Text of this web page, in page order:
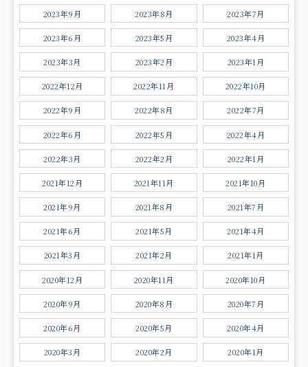
2023年9月 2023年8月 2023年7月
2023年6月 2023年5月 2023年4月
2023年3月 2023年2月 2023年1月
2022年12月 2022年11月 2022年10月
2022年9月 2022年8月 2022年7月
2022年6月 2022年5月 2022年4月
2022年3月 2022年2月 2022年1月
2021年12月 2021年11月 2021年10月
2021年9月 2021年8月 2021年7月
2021年6月 2021年5月 2021年4月
2021年3月 2021年2月 2021年1月
2020年12月 2020年11月 2020年10月
2020年9月 2020年8月 2020年7月
2020年6月 2020年5月 2020年4月
2020年3月 2020年2月 2020年1月